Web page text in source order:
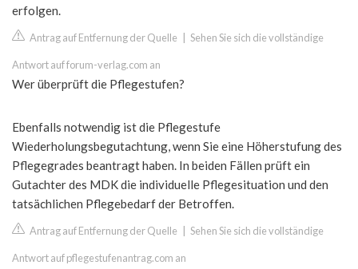
erfolgen.
Antrag auf Entfernung der Quelle Sehen Sie sich die vollständige
Antwort auf forum-verlag.com an
Wer überprüft die Pflegestufen?
Ebenfalls notwendig ist die Pflegestufe
Wiederholungsbegutachtung, wenn Sie eine Höherstufung des
Pflegegrades beantragt haben. In beiden Fällen prüft ein
Gutachter des MDK die individuelle Pflegesituation und den
tatsächlichen Pflegebedarf der Betroffen.
Antrag auf Entfernung der Quelle Sehen Sie sich die vollständige
Antwort auf pflegestufenantrag.com an